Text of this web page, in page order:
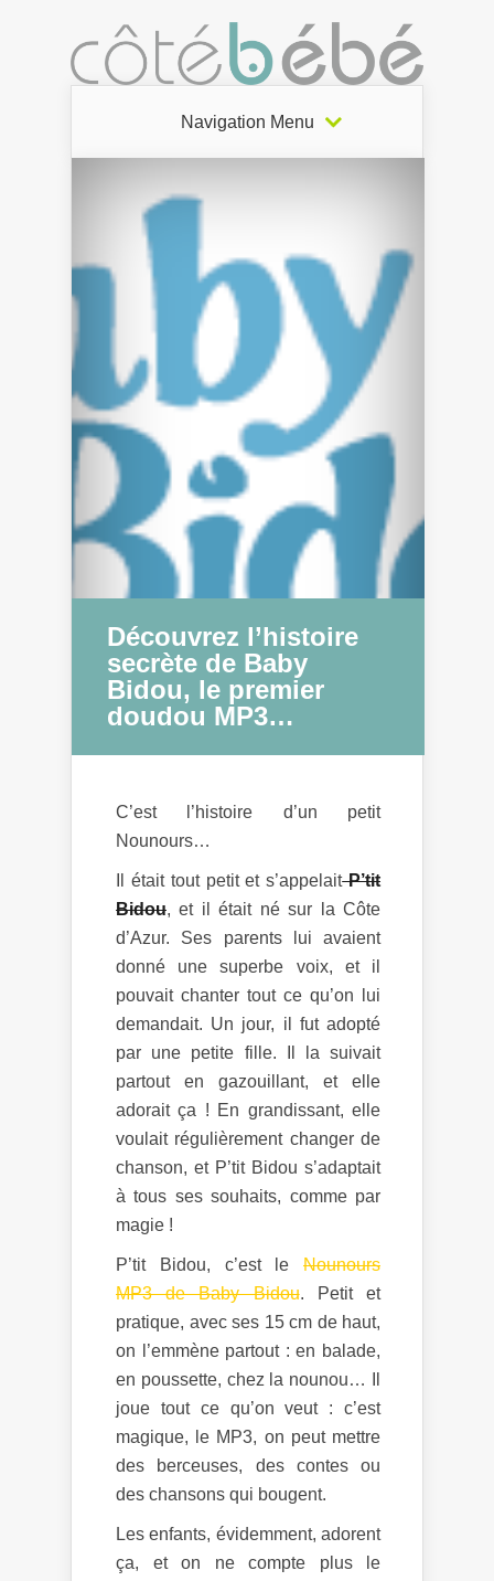
Navigation Menu
Découvrez l’histoire
secrète de Baby
Bidou, le premier
doudou MP3…
C’est l’histoire d’un petit
Nounours…
Il était tout petit et s’appelaitP’tit
Bidou, et il était né sur la Côte
d’Azur. Ses parents lui avaient
donné une superbe voix, et il
pouvait chanter tout ce qu’on lui
demandait. Un jour, il fut adopté
par une petite fille. Il la suivait
partout en gazouillant, et elle
adorait ça ! En grandissant, elle
voulait régulièrement changer de
chanson, et P’tit Bidou s’adaptait
à tous ses souhaits, comme par
magie !
P’tit Bidou, c’est le Nounours
MP3 de Baby Bidou. Petit et
pratique, avec ses 15 cm de haut,
on l’emmène partout : en balade,
en poussette, chez la nounou… Il
joue tout ce qu’on veut : c’est
magique, le MP3, on peut mettre
des berceuses, des contes ou
des chansons qui bougent.
Les enfants, évidemment, adorent
ça, et on ne compte plus le